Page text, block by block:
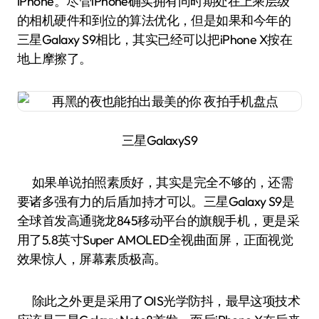
的相机硬件和到位的算法优化，但是如果和今年的
三星Galaxy S9相比，其实已经可以把iPhone X按在
地上摩擦了。
三星GalaxyS9
如果单说拍照素质好，其实是完全不够的，还需
要诸多强有力的后盾加持才可以。三星Galaxy S9是
全球首发高通骁龙845移动平台的旗舰手机，更是采
用了5.8英寸Super AMOLED全视曲面屏，正面视觉
效果惊人，屏幕素质极高。
除此之外更是采用了OIS光学防抖，最早这项技术